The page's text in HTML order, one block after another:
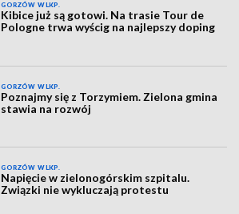
GORZÓW WLKP.
Kibice już są gotowi. Na trasie Tour de
Pologne trwa wyścig na najlepszy doping
GORZÓW WLKP.
Poznajmy się z Torzymiem. Zielona gmina
stawia na rozwój
GORZÓW WLKP.
Napięcie w zielonogórskim szpitalu.
Związki nie wykluczają protestu